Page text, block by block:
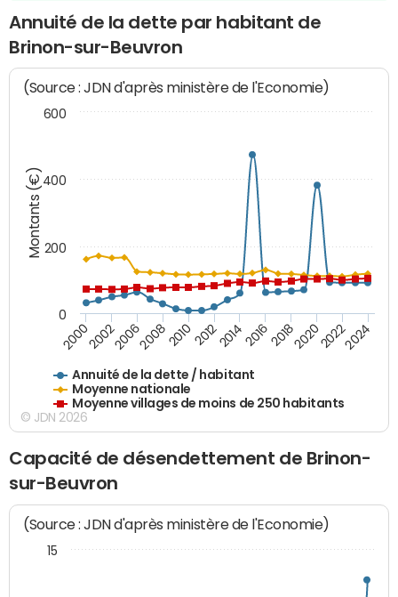
Annuité de la dette par habitant de
Brinon-sur-Beuvron
Montants (€)
(Source : JDN d'après ministère de l'Economie)
Annuité de la dette / habitant
Moyenne nationale
Moyenne villages de moins de 250 habitants
200020022006200820102012201420162018202020222024
0
200
400
600
© JDN 2026
Capacité de désendettement de Brinon-
sur-Beuvron
(Source : JDN d'après ministère de l'Economie)
15